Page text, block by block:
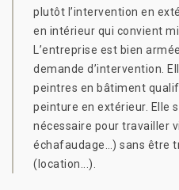
plutôt l’intervention en
en intérieur qui convient
L’entreprise est bien
demande d’intervention.
peintres en bâtiment
peinture en extérieur. Elle
nécessaire pour travailler
échafaudage…) sans être
(location...).